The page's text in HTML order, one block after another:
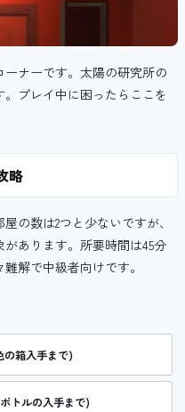
ナーです。太陽の研究所の
プレイ中に困ったらここを
略
の数は2つと少ないですが、
あります。所要時間は45分
解で中級者向けです。
の箱入手まで)
トルの入手まで)